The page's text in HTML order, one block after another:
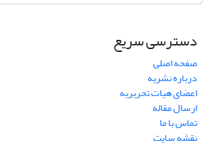
دسترسی سریع
صفحه اصلی
درباره نشریه
اعضای هیات تحریریه
ارسال مقاله
تماس با ما
نقشه سایت